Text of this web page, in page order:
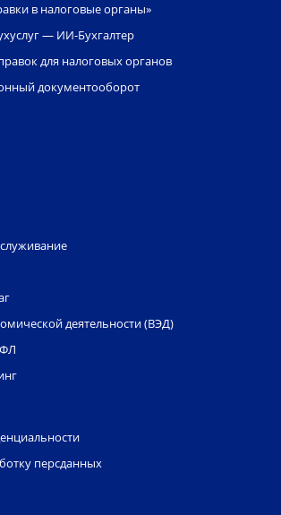
в налоговые органы»
— ИИ-Бухгалтер
для налоговых органов
документооборот
деятельности (ВЭД)
персданных